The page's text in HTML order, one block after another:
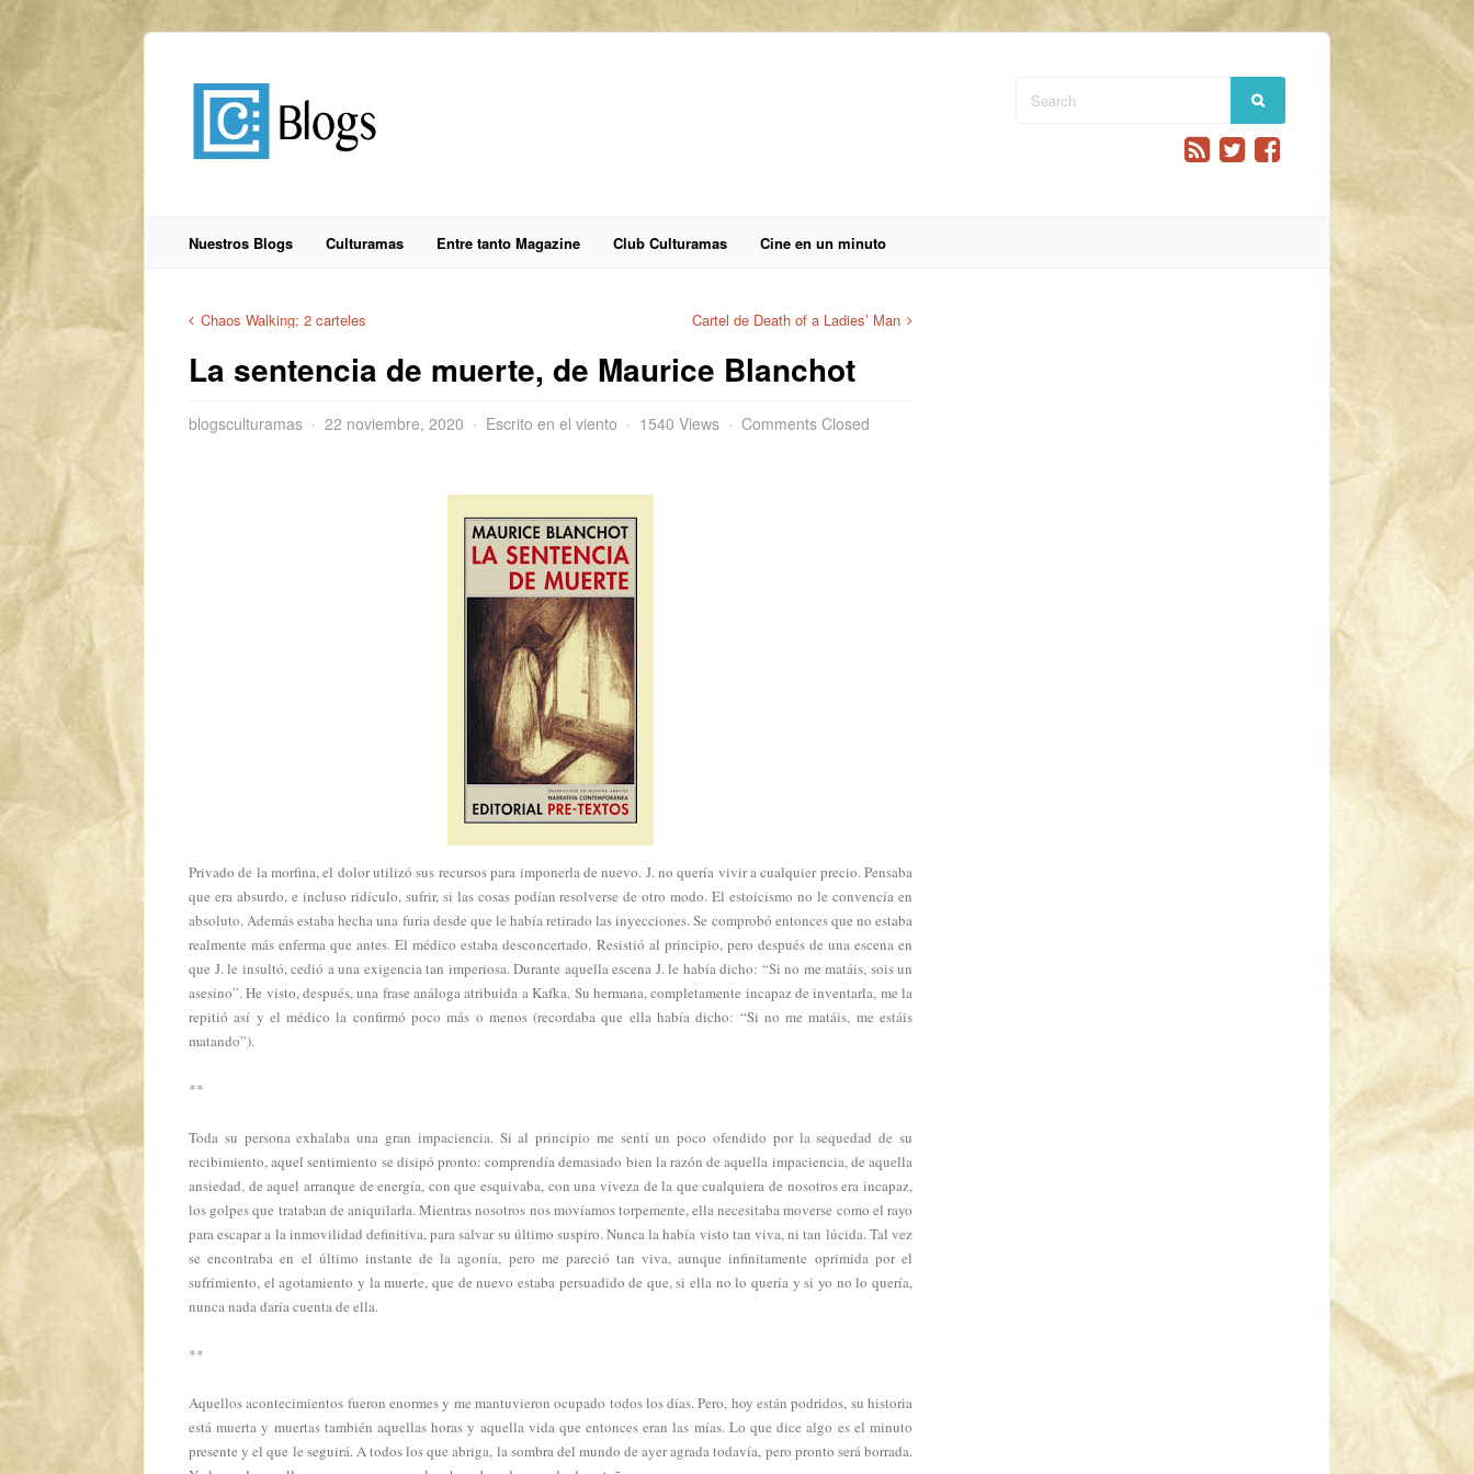
Nuestros Blogs Culturamas Entre tanto Magazine Club Culturamas Cine en un minuto
Chaos Walking: 2 carteles Cartel de Death of a Ladies’ Man
La sentencia de muerte, de Maurice Blanchot
blogsculturamas 22 noviembre, 2020 Escrito en el viento 1540 Views Comments Closed
Privado de la morfina, el dolor utilizó sus recursos para imponerla de nuevo. J. no quería vivir a cualquier precio. Pensaba
que era absurdo, e incluso ridículo, sufrir, si las cosas podían resolverse de otro modo. El estoicismo no le convencía en
absoluto. Además estaba hecha una furia desde que le había retirado las inyecciones. Se comprobó entonces que no estaba
realmente más enferma que antes. El médico estaba desconcertado. Resistió al principio, pero después de una escena en
que J. le insultó, cedió a una exigencia tan imperiosa. Durante aquella escena J. le había dicho: “Si no me matáis, sois un
asesino”. He visto, después, una frase análoga atribuida a Kafka. Su hermana, completamente incapaz de inventarla, me la
repitió así y el médico la confirmó poco más o menos (recordaba que ella había dicho: “Si no me matáis, me estáis
matando”).
**
Toda su persona exhalaba una gran impaciencia. Si al principio me sentí un poco ofendido por la sequedad de su
recibimiento, aquel sentimiento se disipó pronto: comprendía demasiado bien la razón de aquella impaciencia, de aquella
ansiedad, de aquel arranque de energía, con que esquivaba, con una viveza de la que cualquiera de nosotros era incapaz,
los golpes que trataban de aniquilarla. Mientras nosotros nos movíamos torpemente, ella necesitaba moverse como el rayo
para escapar a la inmovilidad definitiva, para salvar su último suspiro. Nunca la había visto tan viva, ni tan lúcida. Tal vez
se encontraba en el último instante de la agonía, pero me pareció tan viva, aunque infinitamente oprimida por el
sufrimiento, el agotamiento y la muerte, que de nuevo estaba persuadido de que, si ella no lo quería y si yo no lo quería,
nunca nada daría cuenta de ella.
**
Aquellos acontecimientos fueron enormes y me mantuvieron ocupado todos los días. Pero, hoy están podridos, su historia
está muerta y muertas también aquellas horas y aquella vida que entonces eran las mías. Lo que dice algo es el minuto
presente y el que le seguirá. A todos los que abriga, la sombra del mundo de ayer agrada todavía, pero pronto será borrada.